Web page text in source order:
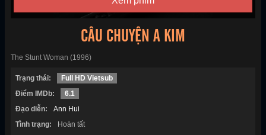
CÂU CHUYỆN A KIM
The Stunt Woman (1996)
Trạng thái:
Full HD Vietsub
Điểm IMDb:
6.1
Đạo diễn:
Ann Hui
Tình trạng:
Hoàn tất